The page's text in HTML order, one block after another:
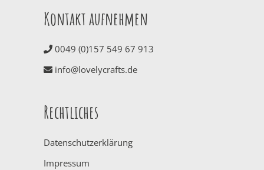
Kontakt aufnehmen
0049 (0)157 549 67 913
info@lovelycrafts.de
Rechtliches
Datenschutzerklärung
Impressum